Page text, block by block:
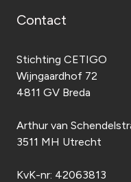
Contact
Stichting CETIGO
Wijngaardhof 72
4811 GV Breda
Arthur van
3511 MH Utrecht
KvK-nr: 42063813